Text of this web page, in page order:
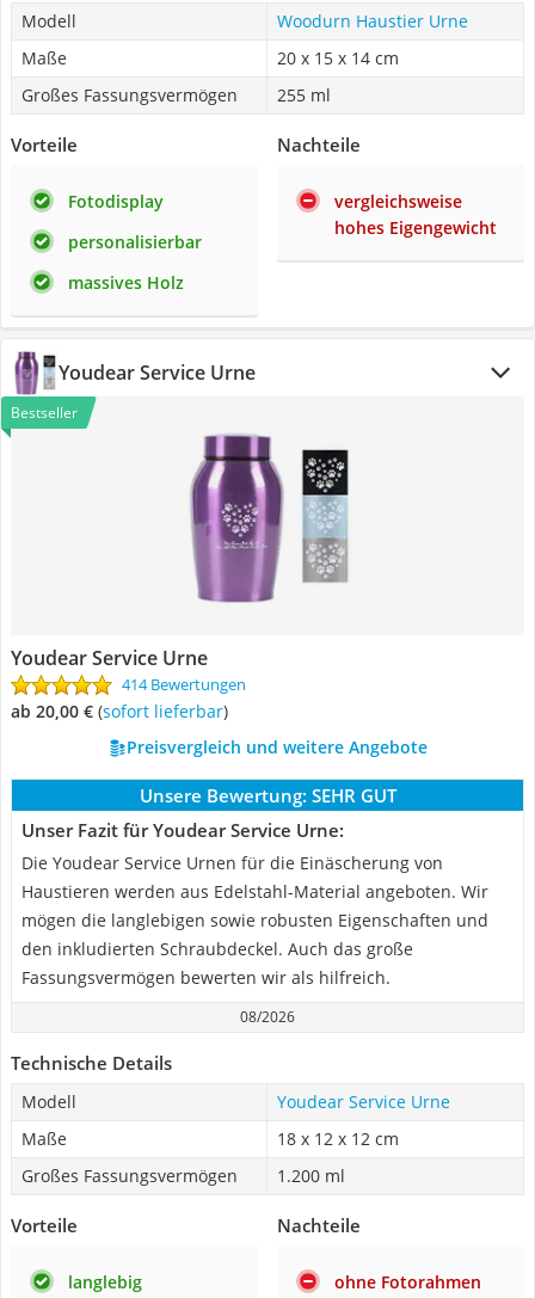
Modell
Woodurn Haustier Urne
Maße
20 x 15 x 14 cm
Großes Fassungsvermögen
255 ml
Vorteile
Fotodisplay
personalisierbar
massives Holz
Nachteile
vergleichsweise
hohes Eigengewicht
Youdear Service Urne
Bestseller
Youdear Service Urne
414 Bewertungen
ab 20,00 € ( Sofort lieferbar)
Preisvergleich und weitere Angebote
Unsere Bewertung: SEHR GUT
Unser Fazit für Youdear Service Urne:
Die Youdear Service Urnen für die Einäscherung von
Haustieren werden aus Edelstahl-Material angeboten. Wir
mögen die langlebigen sowie robusten Eigenschaften und
den inkludierten Schraubdeckel. Auch das große
Fassungsvermögen bewerten wir als hilfreich.
08/2026
Technische Details
Modell
Youdear Service Urne
Maße
18 x 12 x 12 cm
Großes Fassungsvermögen
1.200 ml
Vorteile
langlebig
Nachteile
ohne Fotorahmen